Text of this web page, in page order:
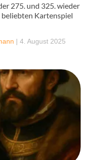
275. und 325. wieder
beliebten Kartenspiel
| 4. August 2025